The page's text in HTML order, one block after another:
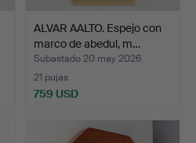
ALVAR AALTO. Espejo con
marco de abedul, m…
Subastado 20 may 2026
21 pujas
759 USD